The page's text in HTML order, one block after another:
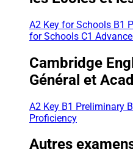
A2 Key for Schools B1
for Schools C1
Cambridge
Général et
A2 Key B1 Preliminary
Proficiency
Autres